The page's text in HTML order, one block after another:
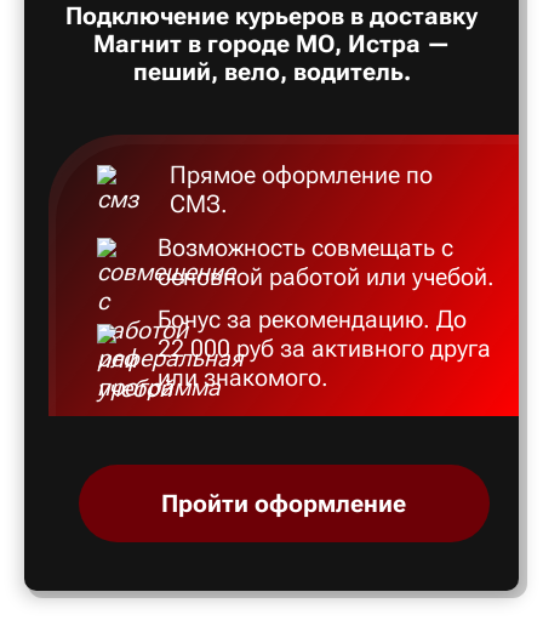
Подключение курьеров в доставку
Магнит в городе МО, Истра —
пеший, вело, водитель.
Прямое оформление по
СМЗ.
Возможность совмещать с
основной работой или учебой.
Бонус за рекомендацию. До
22 000 руб за активного друга
или знакомого.
Пройти оформление